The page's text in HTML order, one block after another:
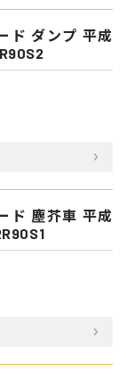
ド ダンプ 平成
ド 塵芥車 平成